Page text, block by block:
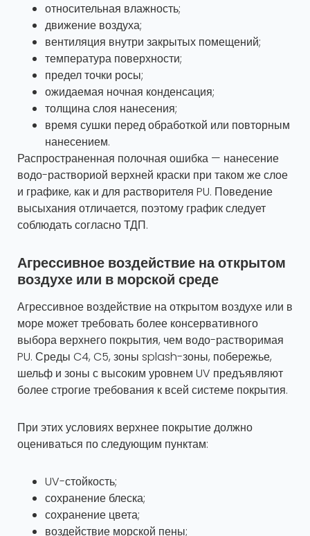
относительная влажность;
движение воздуха;
вентиляция внутри закрытых помещений;
температура поверхности;
предел точки росы;
ожидаемая ночная конденсация;
толщина слоя нанесения;
время сушки перед обработкой или повторным
нанесением.
Распространенная полочная ошибка — нанесение
водо-раствориой верхней краски при таком же слое
и графике, как и для растворителя PU. Поведение
высыхания отличается, поэтому график следует
соблюдать согласно ТДП.
Агрессивное воздействие на открытом
воздухе или в морской среде
Агрессивное воздействие на открытом воздухе или в
море может требовать более консервативного
выбора верхнего покрытия, чем водо-растворимая
PU. Среды C4, C5, зоны splash-зоны, побережье,
шельф и зоны с высоким уровнем UV предъявляют
более строгие требования к всей системе покрытия.
При этих условиях верхнее покрытие должно
оцениваться по следующим пунктам:
UV-стойкость;
сохранение блеска;
сохранение цвета;
воздействие морской пены;